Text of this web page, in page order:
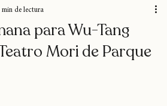
para Wu-Tang
Mori de Parque